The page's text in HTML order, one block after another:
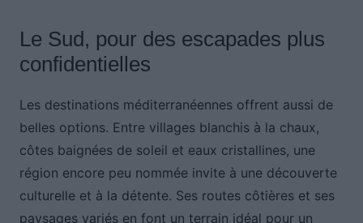
Le Sud, pour des escapades plus
confidentielles
Les destinations méditerranéennes offrent aussi de
belles options. Entre villages blanchis à la chaux,
côtes baignées de soleil et eaux cristallines, une
région encore peu nommée invite à une découverte
culturelle et à la détente. Ses routes côtières et ses
paysages variés en font un terrain idéal pour un